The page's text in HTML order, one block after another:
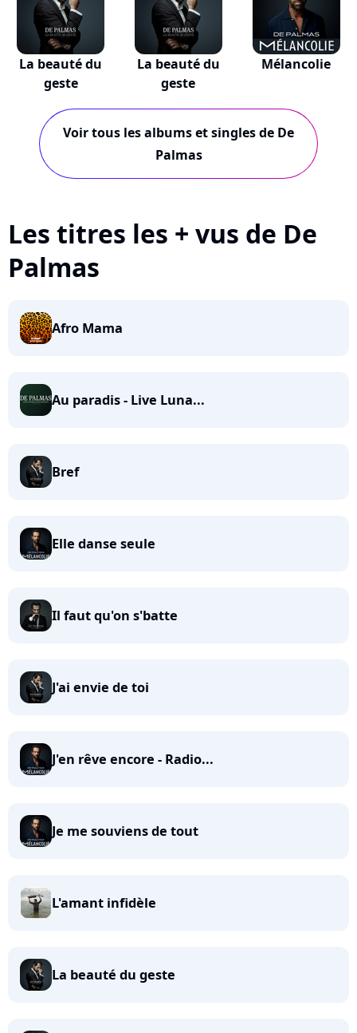
La beauté du
geste
La beauté du
geste
Mélancolie
Voir tous les albums et singles de De
Palmas
Les titres les + vus de De
Palmas
Afro Mama
Au paradis - Live Luna...
Bref
Elle danse seule
Il faut qu'on s'batte
J'ai envie de toi
J'en rêve encore - Radio...
Je me souviens de tout
L'amant infidèle
La beauté du geste